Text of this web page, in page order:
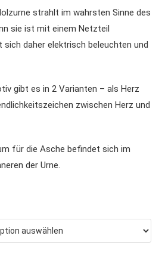
strahlt im wahrsten Sinne des
sie ist mit einem Netzteil
daher elektrisch beleuchten und
gibt es in 2 Varianten – als Herz
zwischen Herz und
für die Asche befindet sich im
der Urne.